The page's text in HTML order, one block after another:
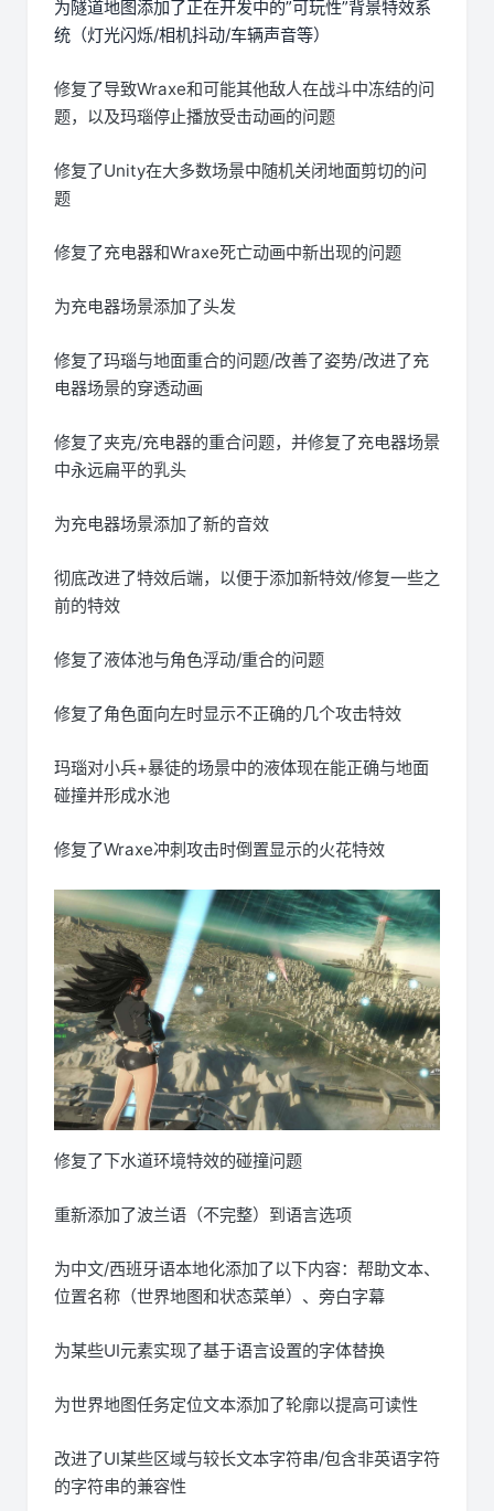
为隧道地图添加了正在开发中的”可玩性”背景特效系
统（灯光闪烁/相机抖动/车辆声音等）
修复了导致Wraxe和可能其他敌人在战斗中冻结的问
题，以及玛瑙停止播放受击动画的问题
修复了Unity在大多数场景中随机关闭地面剪切的问
题
修复了充电器和Wraxe死亡动画中新出现的问题
为充电器场景添加了头发
修复了玛瑙与地面重合的问题/改善了姿势/改进了充
电器场景的穿透动画
修复了夹克/充电器的重合问题，并修复了充电器场景
中永远扁平的乳头
为充电器场景添加了新的音效
彻底改进了特效后端，以便于添加新特效/修复一些之
前的特效
修复了液体池与角色浮动/重合的问题
修复了角色面向左时显示不正确的几个攻击特效
玛瑙对小兵+暴徒的场景中的液体现在能正确与地面
碰撞并形成水池
修复了Wraxe冲刺攻击时倒置显示的火花特效
修复了下水道环境特效的碰撞问题
重新添加了波兰语（不完整）到语言选项
为中文/西班牙语本地化添加了以下内容：帮助文本、
位置名称（世界地图和状态菜单）、旁白字幕
为某些UI元素实现了基于语言设置的字体替换
为世界地图任务定位文本添加了轮廓以提高可读性
改进了UI某些区域与较长文本字符串/包含非英语字符
的字符串的兼容性